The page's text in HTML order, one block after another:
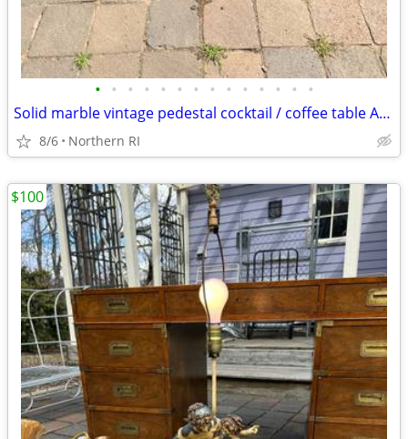
• • • • • • • • • • • • • •
Solid marble vintage pedestal cocktail / coffee table A225
8/6 Northern RI
$100